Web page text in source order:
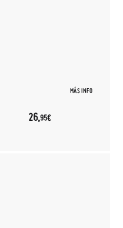
MÁS INFO
26,95€